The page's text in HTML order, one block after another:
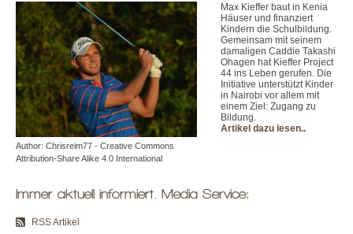
Author: Chrisreim77 - Creative Commons
Attribution-Share Alike 4.0 International
Max Kieffer baut in Kenia
Häuser und finanziert
Kindern die Schulbildung.
Gemeinsam mit seinem
damaligen Caddie Takashi
Ohagen hat Kieffer Project
44 ins Leben gerufen. Die
Initiative unterstützt Kinder
in Nairobi vor allem mit
einem Ziel: Zugang zu
Bildung.
Artikel dazu lesen..
Immer aktuell informiert. Media Service:
RSS Artikel